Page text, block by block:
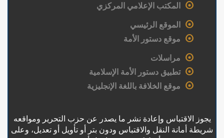
المكتب الإعلامي المركزي
الموقع الرئيسي
موقع دستور الأمة
مراسلات
تطبيق دستور الأمة الإسلامية
موقع الخلافة باللغة الإنجليزية
يجوز الاقتباس وإعادة نشر ما يصدر عن حزب التحرير ومواقعه
شريطة أمانة النقل والاقتباس ودون بتر أو تأويل أو تعديل، وعلى